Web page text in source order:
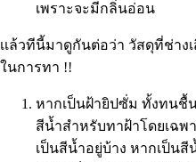
เพราะจะมีกลิ่นอ่อน
เเล้วทีนี้มาดูกันต่อว่า วัสดุที่ช่าง
ในการทา !!
หากเป็นฝ้ายิปซั่ม ทั้งทนชื้
สีน้ำสำหรับทาฝ้าโดยเฉ
เป็นสีน้ำอยู่บ้าง หากเป็น